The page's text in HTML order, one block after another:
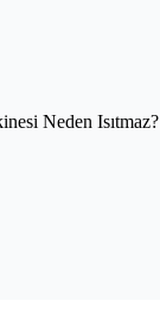
Neden Isıtmaz?